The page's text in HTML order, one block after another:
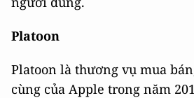
Platoon
Platoon là thương vụ mua
cùng của Apple trong năm